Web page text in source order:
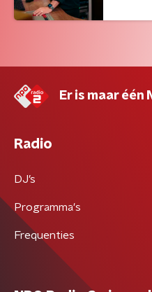
Er is maar één
Radio
DJ’s
Programma's
Frequenties